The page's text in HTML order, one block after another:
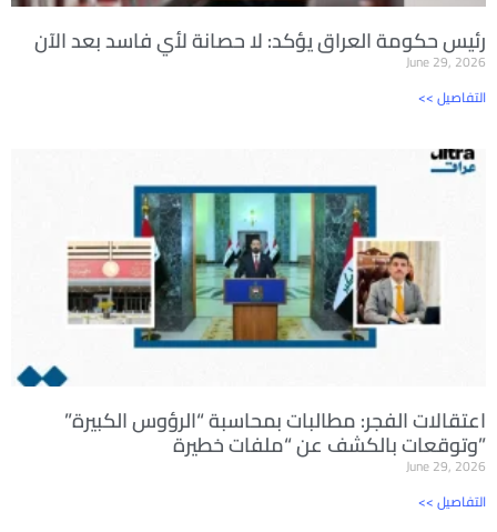
رئيس حكومة العراق يؤكد: لا حصانة لأي فاسد بعد الآن
June 29, 2026
<< التفاصيل
اعتقالات الفجر: مطالبات بمحاسبة “الرؤوس الكبيرة”
وتوقعات بالكشف عن “ملفات خطيرة”
June 29, 2026
<< التفاصيل